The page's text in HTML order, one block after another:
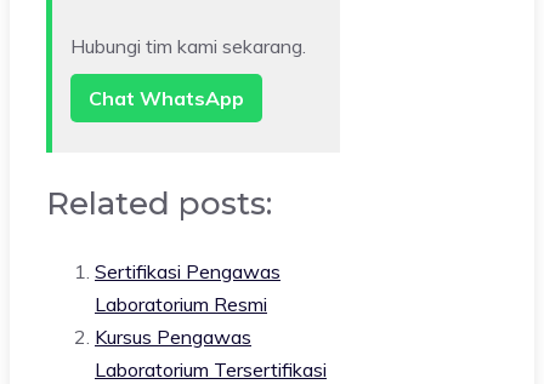
Hubungi tim kami sekarang.
Chat WhatsApp
Related posts:
Sertifikasi Pengawas
Laboratorium Resmi
Kursus Pengawas
Laboratorium Tersertifikasi